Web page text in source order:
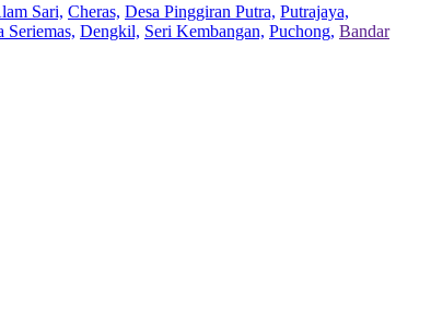
Sari, Cheras, Desa Pinggiran Putra, Putrajaya,
Seriemas, Dengkil, Seri Kembangan, Puchong, Bandar